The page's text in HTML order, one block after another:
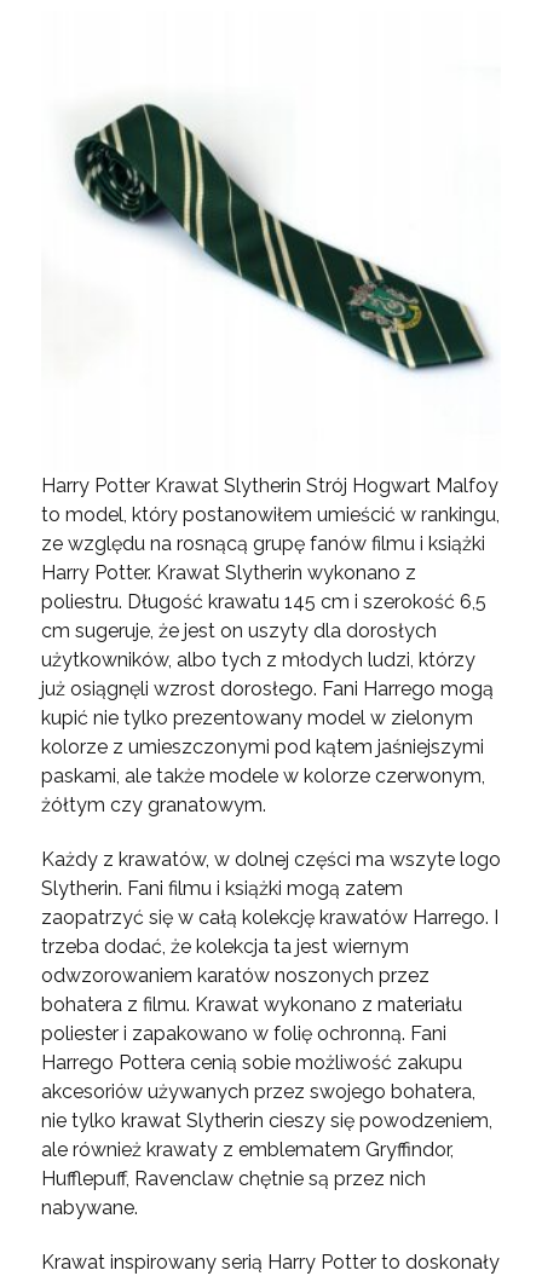
Harry Potter Krawat Slytherin Strój Hogwart Malfoy
to model, który postanowiłem umieścić w rankingu,
ze względu na rosnącą grupę fanów filmu i książki
Harry Potter. Krawat Slytherin wykonano z
poliestru. Długość krawatu 145 cm i szerokość 6,5
cm sugeruje, że jest on uszyty dla dorosłych
użytkowników, albo tych z młodych ludzi, którzy
już osiągnęli wzrost dorosłego. Fani Harrego mogą
kupić nie tylko prezentowany model w zielonym
kolorze z umieszczonymi pod kątem jaśniejszymi
paskami, ale także modele w kolorze czerwonym,
żółtym czy granatowym.
Każdy z krawatów, w dolnej części ma wszyte logo
Slytherin. Fani filmu i książki mogą zatem
zaopatrzyć się w całą kolekcję krawatów Harrego. I
trzeba dodać, że kolekcja ta jest wiernym
odwzorowaniem karatów noszonych przez
bohatera z filmu. Krawat wykonano z materiału
poliester i zapakowano w folię ochronną. Fani
Harrego Pottera cenią sobie możliwość zakupu
akcesoriów używanych przez swojego bohatera,
nie tylko krawat Slytherin cieszy się powodzeniem,
ale również krawaty z emblematem Gryffindor,
Hufflepuff, Ravenclaw chętnie są przez nich
nabywane.
Krawat inspirowany serią Harry Potter to doskonały